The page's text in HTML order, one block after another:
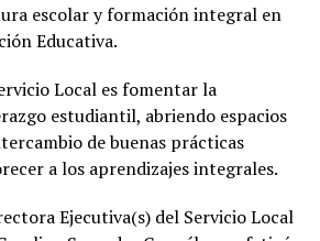
escolar y formación integral en
Educativa.
Local es fomentar la
estudiantil, abriendo espacios
de buenas prácticas
a los aprendizajes integrales.
Ejecutiva(s) del Servicio Local